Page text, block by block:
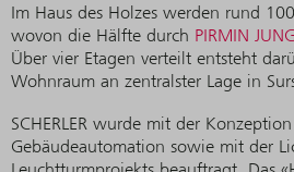
Im Haus des Holzes werden rund
wovon die Hälfte durch PIRMIN
Über vier Etagen verteilt entsteht
Wohnraum an zentralster Lage in
SCHERLER wurde mit der
Gebäudeautomation sowie mit der